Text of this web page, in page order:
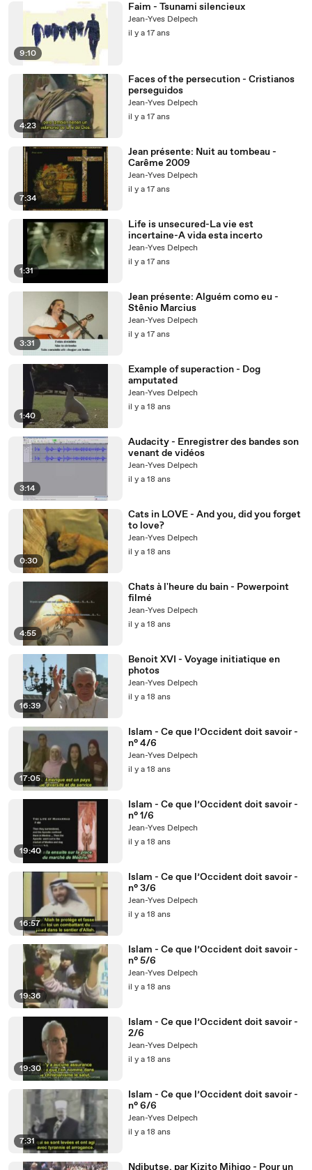
9:10
Faim - Tsunami silencieux
Jean-Yves Delpech
il y a 17 ans
4:23
Faces of the persecution - Cristianos
perseguidos
Jean-Yves Delpech
il y a 17 ans
7:34
Jean présente: Nuit au tombeau -
Carême 2009
Jean-Yves Delpech
il y a 17 ans
1:31
Life is unsecured-La vie est
incertaine-A vida esta incerto
Jean-Yves Delpech
il y a 17 ans
3:31
Jean présente: Alguém como eu -
Stênio Marcius
Jean-Yves Delpech
il y a 17 ans
1:40
Example of superaction - Dog
amputated
Jean-Yves Delpech
il y a 18 ans
3:14
Audacity - Enregistrer des bandes son
venant de vidéos
Jean-Yves Delpech
il y a 18 ans
0:30
Cats in LOVE - And you, did you forget
to love?
Jean-Yves Delpech
il y a 18 ans
4:55
Chats à l'heure du bain - Powerpoint
filmé
Jean-Yves Delpech
il y a 18 ans
16:39
Benoit XVI - Voyage initiatique en
photos
Jean-Yves Delpech
il y a 18 ans
17:05
Islam - Ce que l’Occident doit savoir -
n° 4/6
Jean-Yves Delpech
il y a 18 ans
19:40
Islam - Ce que l’Occident doit savoir -
n° 1/6
Jean-Yves Delpech
il y a 18 ans
16:57
Islam - Ce que l’Occident doit savoir -
n° 3/6
Jean-Yves Delpech
il y a 18 ans
19:36
Islam - Ce que l’Occident doit savoir -
n° 5/6
Jean-Yves Delpech
il y a 18 ans
19:30
Islam - Ce que l’Occident doit savoir -
2/6
Jean-Yves Delpech
il y a 18 ans
7:31
Islam - Ce que l’Occident doit savoir -
n° 6/6
Jean-Yves Delpech
il y a 18 ans
Ndibutse, par Kizito Mihigo - Pour un